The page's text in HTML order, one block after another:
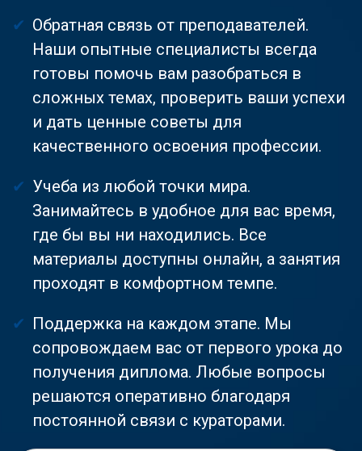
Обратная связь от преподавателей.
Наши опытные специалисты всегда
готовы помочь вам разобраться в
сложных темах, проверить ваши успехи
и дать ценные советы для
качественного освоения профессии.
Учеба из любой точки мира.
Занимайтесь в удобное для вас время,
где бы вы ни находились. Все
материалы доступны онлайн, а занятия
проходят в комфортном темпе.
Поддержка на каждом этапе. Мы
сопровождаем вас от первого урока до
получения диплома. Любые вопросы
решаются оперативно благодаря
постоянной связи с кураторами.